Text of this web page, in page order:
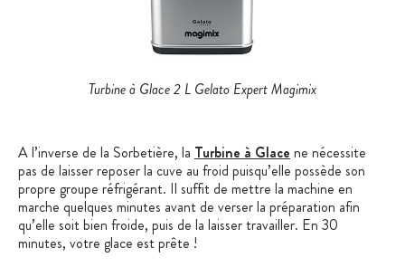
Turbine à Glace 2 L Gelato Expert Magimix
A l’inverse de la Sorbetière, la Turbine à Glace ne nécessite
pas de laisser reposer la cuve au froid puisqu’elle possède son
propre groupe réfrigérant. Il suffit de mettre la machine en
marche quelques minutes avant de verser la préparation afin
qu’elle soit bien froide, puis de la laisser travailler. En 30
minutes, votre glace est prête !